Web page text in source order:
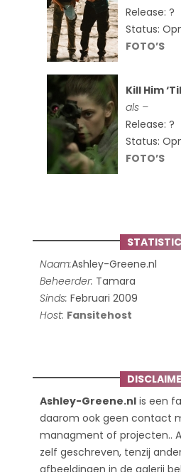
Release: ?
Status:
FOTO’S
Kill Him
als –
Release: ?
Status:
FOTO’S
Naam:Ashley-Greene.nl
Beheerder: Tamara
Sinds: Februari 2009
Host: Fansitehost
Ashley-Greene.nl is een
daarom ook geen contact
managment of projecten..
zelf geschreven, tenzij
afbeeldingen in de galerij